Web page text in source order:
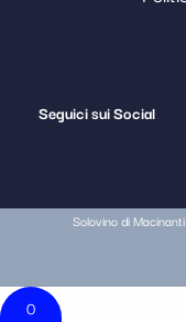
Seguici sui Social
Solovino di
0